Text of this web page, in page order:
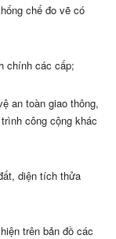
chế đo vẽ có
chính các cấp;
an toàn giao thông,
công cộng khác
diện tích thửa
trên bản đồ các